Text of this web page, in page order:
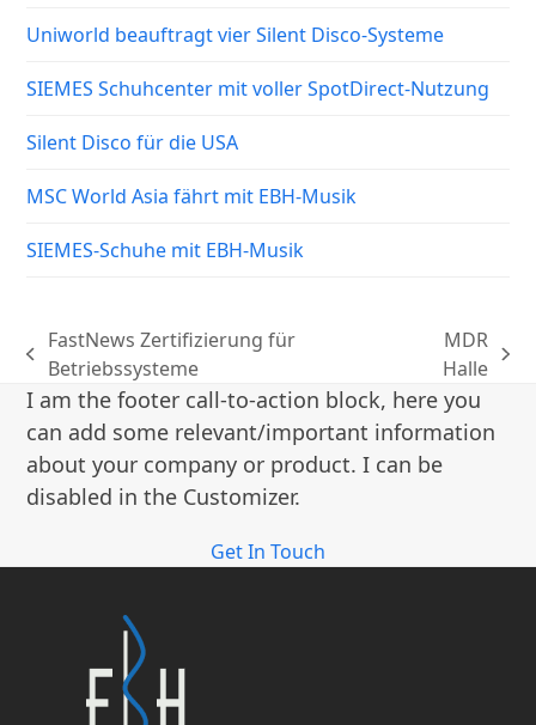
Uniworld beauftragt vier Silent Disco-Systeme
SIEMES Schuhcenter mit voller SpotDirect-Nutzung
Silent Disco für die USA
MSC World Asia fährt mit EBH-Musik
SIEMES-Schuhe mit EBH-Musik
vorheriger
Beitrag:
FastNews Zertifizierung für
Betriebssysteme
Nächster
Beitrag:
MDR
Halle
I am the footer call-to-action block, here you
can add some relevant/important information
about your company or product. I can be
disabled in the Customizer.
Get In Touch